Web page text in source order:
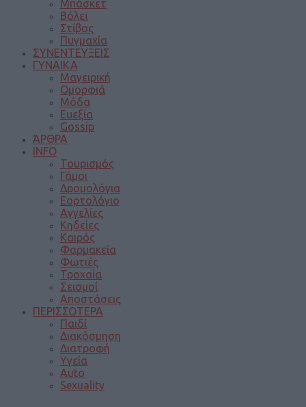
Μπάσκετ
Βόλεϊ
Στίβος
Πυγμαχία
ΣΥΝΕΝΤΕΥΞΕΙΣ
ΓΥΝΑΙΚΑ
Μαγειρική
Ομορφιά
Μόδα
Ευεξία
Gossip
ΆΡΘΡΑ
INFO
Τουρισμός
Γάμοι
Δρομολόγια
Εορτολόγιο
Αγγελίες
Κηδείες
Καιρός
Φαρμακεία
Φωτιές
Τροχαία
Σεισμοί
Αποστάσεις
ΠΕΡΙΣΣΟΤΕΡΑ
Παιδί
Διακόσμηση
Διατροφή
Υγεία
Auto
Sexuality